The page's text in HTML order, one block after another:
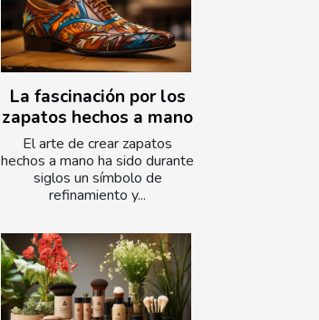
La fascinación por los
zapatos hechos a mano
El arte de crear zapatos
hechos a mano ha sido durante
siglos un símbolo de
refinamiento y...